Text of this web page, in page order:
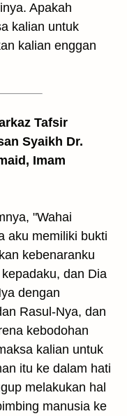
Apakah
kalian untuk
kalian enggan
Tafsir
Syaikh Dr.
Imam
"Wahai
aku memiliki bukti
kebenaranku
dan Dia
dengan
Rasul-Nya, dan
kebodohan
kalian untuk
itu ke dalam hati
melakukan hal
manusia ke